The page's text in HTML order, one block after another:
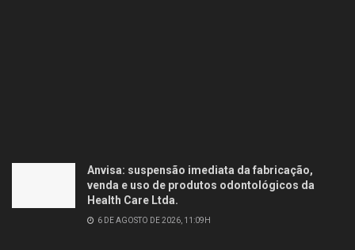
Anvisa: suspensão imediata da fabricação,
venda e uso de produtos odontológicos da
Health Care Ltda.
6 DE AGOSTO DE 2026, 11:09H